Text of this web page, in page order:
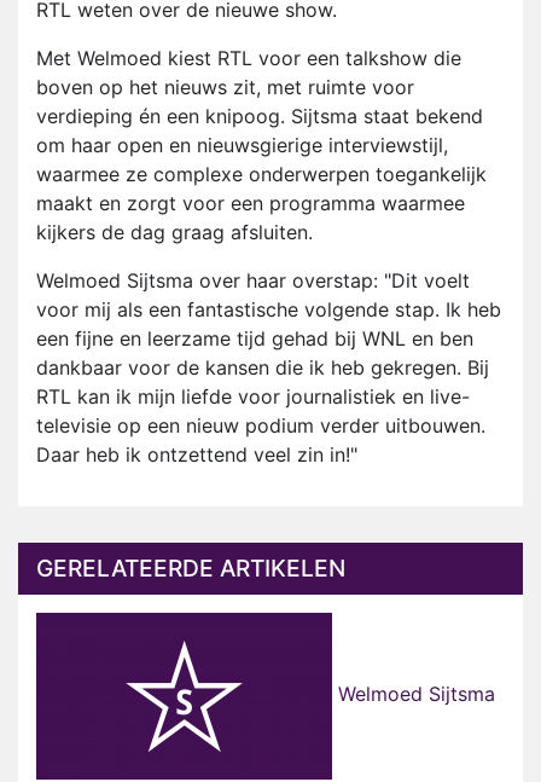
RTL weten over de nieuwe show.
Met Welmoed kiest RTL voor een talkshow die
boven op het nieuws zit, met ruimte voor
verdieping én een knipoog. Sijtsma staat bekend
om haar open en nieuwsgierige interviewstijl,
waarmee ze complexe onderwerpen toegankelijk
maakt en zorgt voor een programma waarmee
kijkers de dag graag afsluiten.
Welmoed Sijtsma over haar overstap: "Dit voelt
voor mij als een fantastische volgende stap. Ik heb
een fijne en leerzame tijd gehad bij WNL en ben
dankbaar voor de kansen die ik heb gekregen. Bij
RTL kan ik mijn liefde voor journalistiek en live-
televisie op een nieuw podium verder uitbouwen.
Daar heb ik ontzettend veel zin in!"
GERELATEERDE ARTIKELEN
Welmoed Sijtsma